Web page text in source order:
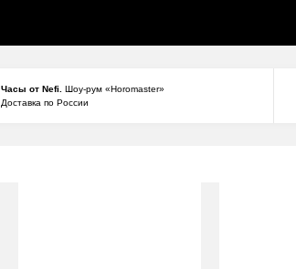
Часы от Nefi.
Шоу-рум «Horomaster»
Доставка по России